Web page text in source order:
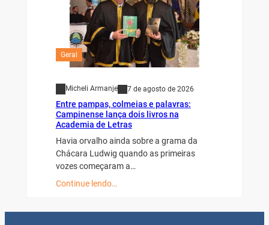
Geral
Micheli Armanje 7 de agosto de 2026
Entre pampas, colmeias e palavras:
Campinense lança dois livros na
Academia de Letras
Havia orvalho ainda sobre a grama da
Chácara Ludwig quando as primeiras
vozes começaram a…
Continue lendo…